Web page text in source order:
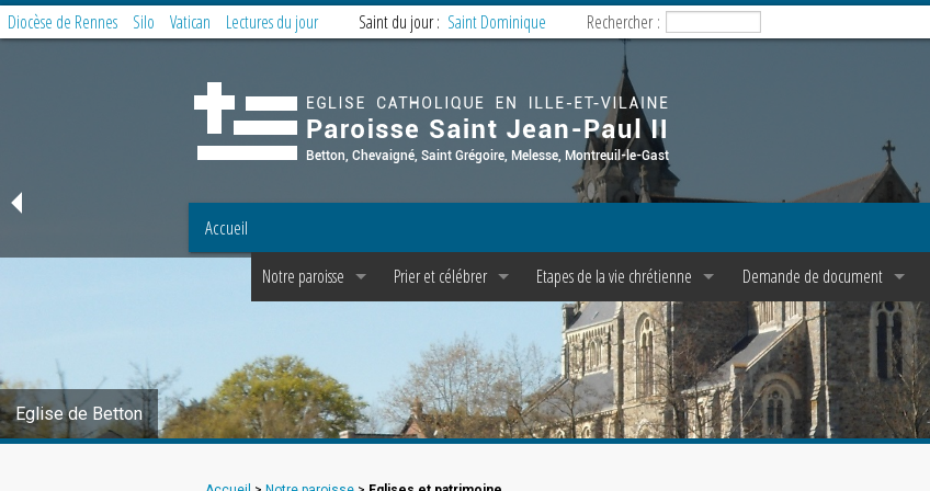
Eglise de Betton
Diocèse de Rennes Silo Vatican Lectures du jour Saint du jour : Saint Dominique Rechercher :
Accueil
Notre paroisse
Accueil et Secrétariat
Prêtres, diacres, laïcs permanents, C P P et C P A E
Les fraternités paroissiales
Prier et célébrer
Messe des familles
Préparer la messe dominicale
Service de la liturgie
Etapes de la vie chrétienne
Baptême
Confession/Réconciliation
Première Communion
Profession de Foi
Demande de document
Copie d’acte de baptême